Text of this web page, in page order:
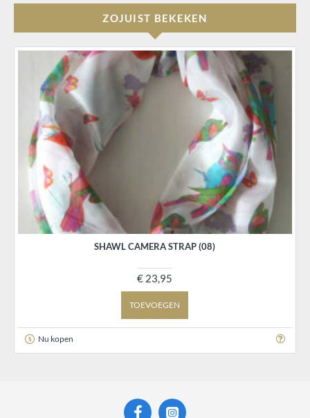
ZOJUIST BEKEKEN
SHAWL CAMERA STRAP (08)
€ 23,95
TOEVOEGEN
Nu kopen